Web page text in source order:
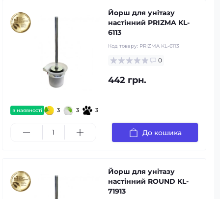
в наявності 3 3 3
Йорш для унітазу
настінний PRIZMA KL-
6113
Код товару: PRIZMA KL-6113
0
442 грн.
До кошика
Йорш для унітазу
настінний ROUND KL-
71913